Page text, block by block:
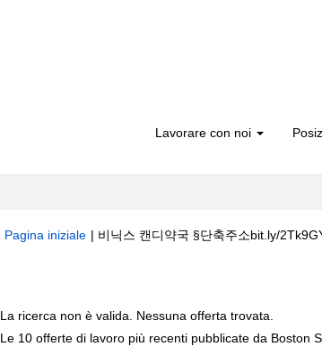
Lavorare con noi
Pagina iniziale | 비닉스 캔디약국 §단축주소bit.ly/
La ricerca non è valida. Nessuna offerta trovata.
Le 10 offerte di lavoro più recenti pubblicate da Boston